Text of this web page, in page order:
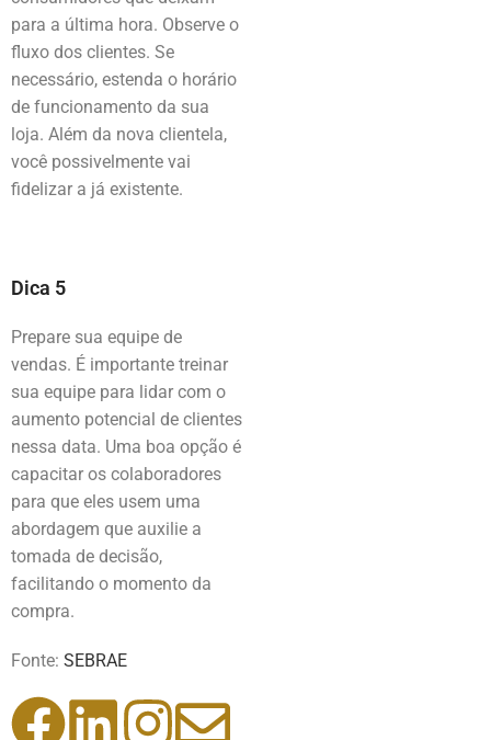
para a última hora. Observe o
fluxo dos clientes. Se
necessário, estenda o horário
de funcionamento da sua
loja. Além da nova clientela,
você possivelmente vai
fidelizar a já existente.
Dica 5
Prepare sua equipe de
vendas. É importante treinar
sua equipe para lidar com o
aumento potencial de clientes
nessa data. Uma boa opção é
capacitar os colaboradores
para que eles usem uma
abordagem que auxilie a
tomada de decisão,
facilitando o momento da
compra.
Fonte: SEBRAE